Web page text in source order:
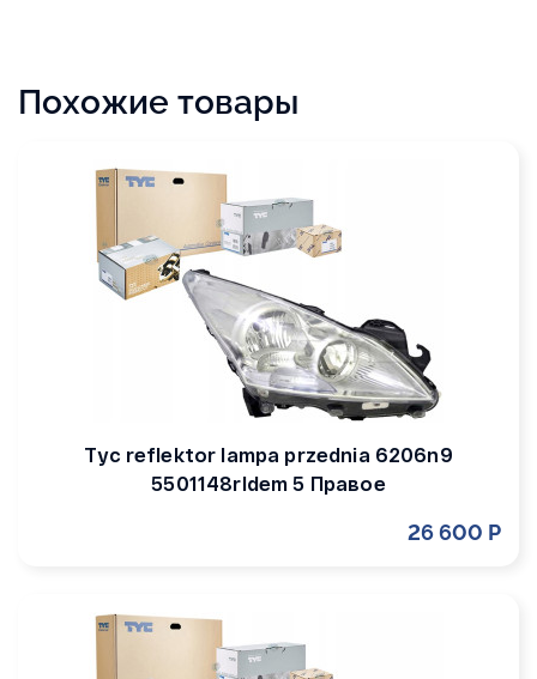
Похожие товары
Tyc reflektor lampa przednia 6206n9
5501148rldem 5 Правое
26 600 Р